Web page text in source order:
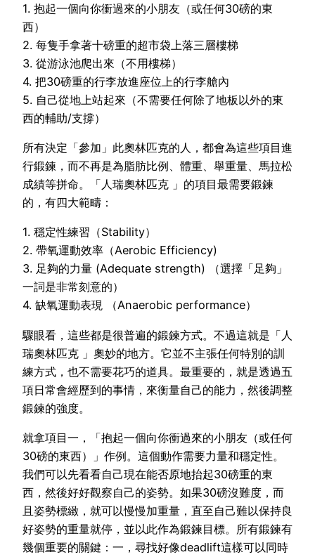
1. 抱起一個向你衝過來的小朋友（或任何30磅的東
西）
2. 每隻手拿著十磅重的超市袋上落三層樓梯
3. 從游泳池爬出來（不用樓梯）
4. 把30磅重的行李放進座位上的行李艙內
5. 自己從地上站起來（不需要任何除了地板以外的東
西的輔助/支撐）
所有決定「參加」此奧林匹克的人，都會為這些項目進
行鍛鍊，而不再是為脂肪比例、體重、舉重量、馬拉松
成績等拼命。「人瑞奧林匹克 」的項目最需要鍛鍊
的，有四大範疇：
1. 穩定性練習（Stability）
2. 帶氧運動效率（Aerobic Efficiency)
3. 足夠的力量 (Adequate strength) （選擇「足夠」
一詞是非常刻意的）
4. 缺氧運動表現 （Anaerobic performance）
驟眼看，這些都是很普遍的鍛鍊方式。不過這就是「人
瑞奧林匹克 」奧妙的地方。它並不主張任何特別的訓
練方式，也不需要花巧的道具。最重要的，就是透過五
項日常會經歷到的事情，來衡量自己的能力，然後調整
鍛鍊的強度。
就拿項目一，「抱起一個向你衝過來的小朋友（或任何
30磅的東西）」作例。這個動作需要力量和穩定性。
我們可以先看看自己現在能否原地抬起30磅重的東
西，然後好好觀察自己的姿勢。如果30磅沒難度，而
且姿勢標緻，就可以慢慢加重量，直至自己難以保持良
好姿勢的重量就停，並以此作為鍛鍊目標。所有鍛鍊有
幾個重要的關鍵：一，尋找好像deadlift這樣可以同時